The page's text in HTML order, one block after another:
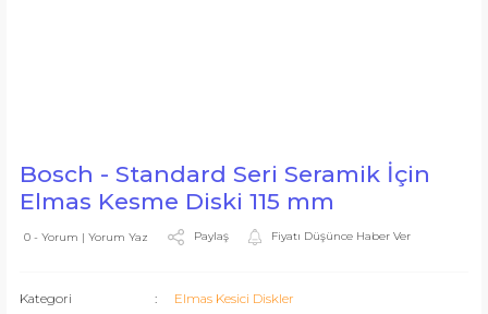
Bosch - Standard Seri Seramik İçin
Elmas Kesme Diski 115 mm
0 - Yorum | Yorum Yaz Paylaş Fiyatı Düşünce Haber Ver
Kategori
Elmas Kesici Diskler